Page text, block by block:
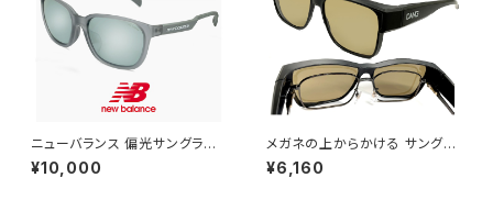
ニューバランス 偏光サングラス
nbs08115x c04p 偏光 スポー
ツサングラス New Balance n
¥10,000
メガネの上からかける サングラ
ス vidgov0005 ダンシェイデ
ィーズ オーバーグラス 偏光サン
¥6,160